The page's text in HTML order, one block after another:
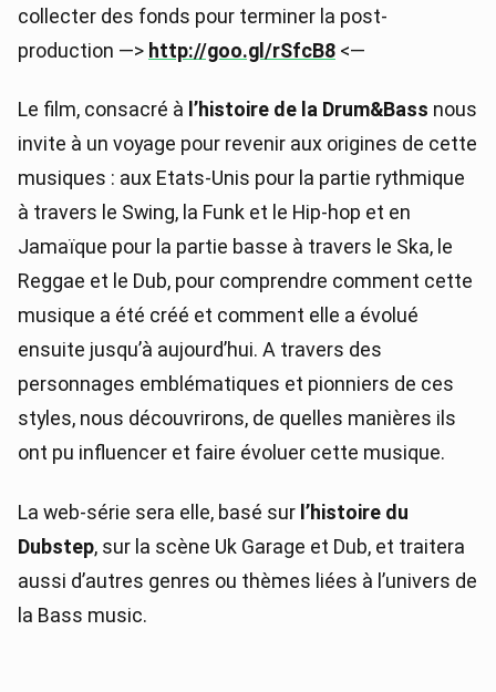
collecter des fonds pour terminer la post-
production —> http://goo.gl/rSfcB8 <—
Le film, consacré à l’histoire de la Drum&Bass nous
invite à un voyage pour revenir aux origines de cette
musiques : aux Etats-Unis pour la partie rythmique
à travers le Swing, la Funk et le Hip-hop et en
Jamaïque pour la partie basse à travers le Ska, le
Reggae et le Dub, pour comprendre comment cette
musique a été créé et comment elle a évolué
ensuite jusqu’à aujourd’hui. A travers des
personnages emblématiques et pionniers de ces
styles, nous découvrirons, de quelles manières ils
ont pu influencer et faire évoluer cette musique.
La web-série sera elle, basé sur l’histoire du
Dubstep, sur la scène Uk Garage et Dub, et traitera
aussi d’autres genres ou thèmes liées à l’univers de
la Bass music.